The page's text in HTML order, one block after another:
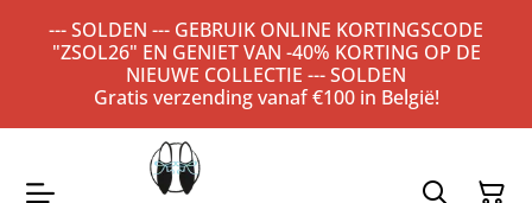
--- SOLDEN --- GEBRUIK ONLINE KORTINGSCODE
"ZSOL26" EN GENIET VAN -40% KORTING OP DE
NIEUWE COLLECTIE --- SOLDEN
Gratis verzending vanaf €100 in België!